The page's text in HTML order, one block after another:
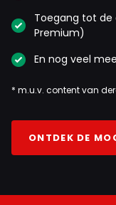
Toegang tot de
Premium)
En nog veel
* m.u.v. content van
ONTDEK DE